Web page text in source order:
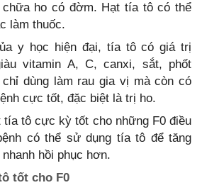
ho có đờm. Hạt tía tô có thể
làm thuốc.
y học hiện đại, tía tô có giá trị
vitamin A, C, canxi, sắt, phốt
dùng làm rau gia vị mà còn có
cực tốt, đặc biệt là trị ho.
tía tô cực kỳ tốt cho những F0 điều
có thể sử dụng tía tô để tăng
hồi phục hơn.
tốt cho F0